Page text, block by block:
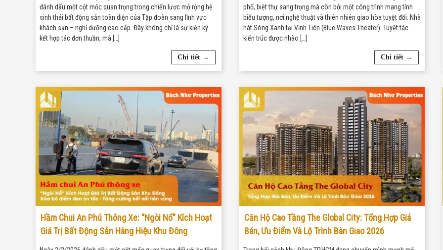
đánh dấu một cột mốc quan trọng trong chiến lược mở rộng hệ
sinh thái bất động sản toàn diện của Tập đoàn sang lĩnh vực
khách sạn – nghỉ dưỡng cao cấp. Đây không chỉ là sự kiện ký
kết hợp tác đơn thuần, mà […]
Chi tiết →
phố, biệt thự sang trọng mà còn bởi một công trình mang tính
biểu tượng, nơi nghệ thuật và thiên nhiên giao hòa tuyệt đối: Nhà
hát Sóng Xanh tại Vịnh Tiên (Blue Waves Theater). Tuyệt tác
kiến trúc được nhào […]
Chi tiết →
Hầm Chui An Phú Thông Xe: “Ngòi Nổ” Kích Hoạt
Giá Trị Bất Động Sản Hàng Hiệu Khu Đông
Căn Hộ Cao Tầng The Global City: Tổng Hợp Giá
Bán, Ưu Điểm Và Lộ Trình Bàn Giao 2026